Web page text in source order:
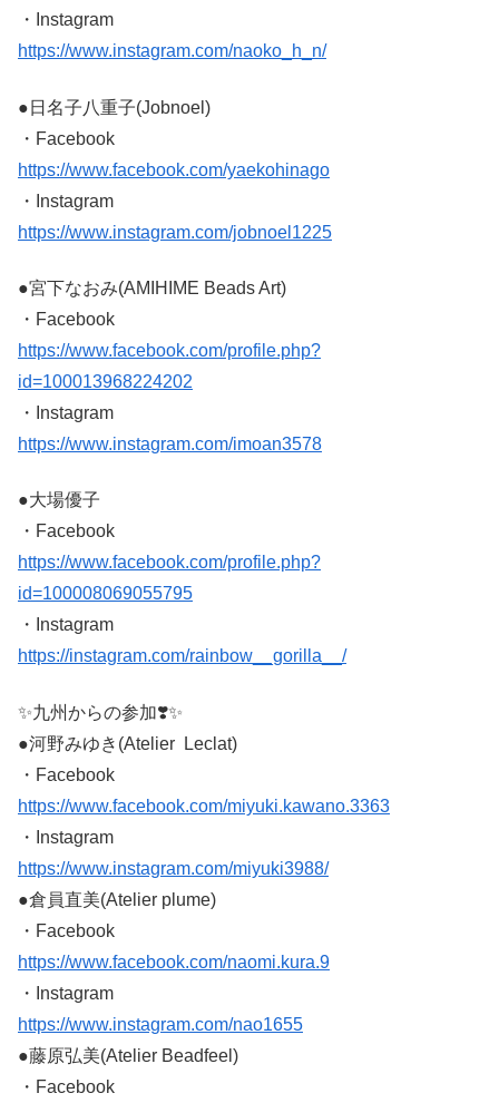
・Instagram
https://www.instagram.com/naoko_h_n/
●日名子八重子(Jobnoel)
・Facebook
https://www.facebook.com/yaekohinago
・Instagram
https://www.instagram.com/jobnoel1225
●宮下なおみ(AMIHIME Beads Art)
・Facebook
https://www.facebook.com/profile.php?
id=100013968224202
・Instagram
https://www.instagram.com/imoan3578
●大場優子
・Facebook
https://www.facebook.com/profile.php?
id=100008069055795
・Instagram
https://instagram.com/rainbow__gorilla__/
✨九州からの参加❣️✨
●河野みゆき(Atelier Leclat)
・Facebook
https://www.facebook.com/miyuki.kawano.3363
・Instagram
https://www.instagram.com/miyuki3988/
●倉員直美(Atelier plume)
・Facebook
https://www.facebook.com/naomi.kura.9
・Instagram
https://www.instagram.com/nao1655
●藤原弘美(Atelier Beadfeel)
・Facebook